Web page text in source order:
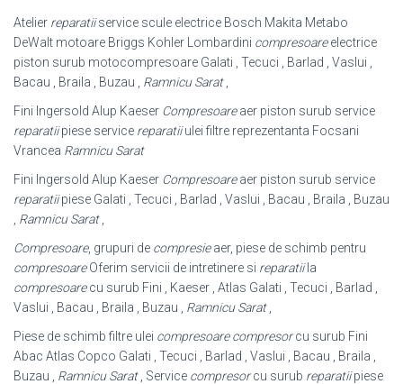
Atelier reparatiiservice scule electrice Bosch Makita Metabo
DeWalt motoare Briggs Kohler Lombardini compresoareelectrice
piston surub motocompresoare Galati , Tecuci , Barlad , Vaslui ,
Bacau , Braila , Buzau , Ramnicu Sarat,
Fini Ingersold Alup Kaeser Compresoareaer piston surub service
reparatiipiese service reparatiiulei filtre reprezentanta Focsani
Vrancea Ramnicu Sarat
Fini Ingersold Alup Kaeser Compresoareaer piston surub service
reparatiipiese Galati , Tecuci , Barlad , Vaslui , Bacau , Braila , Buzau
Ramnicu Sarat,
Compresoare, grupuri de compresieaer, piese de schimb pentru
compresoareOferim servicii de intretinere si reparatiila
compresoarecu surub Fini , Kaeser , Atlas Galati , Tecuci , Barlad ,
Vaslui , Bacau , Braila , Buzau , Ramnicu Sarat,
Piese de schimb filtre ulei compresoare compresorcu surub Fini
Abac Atlas Copco Galati , Tecuci , Barlad , Vaslui , Bacau , Braila ,
Buzau , Ramnicu Sarat, Service compresorcu surub reparatiipiese